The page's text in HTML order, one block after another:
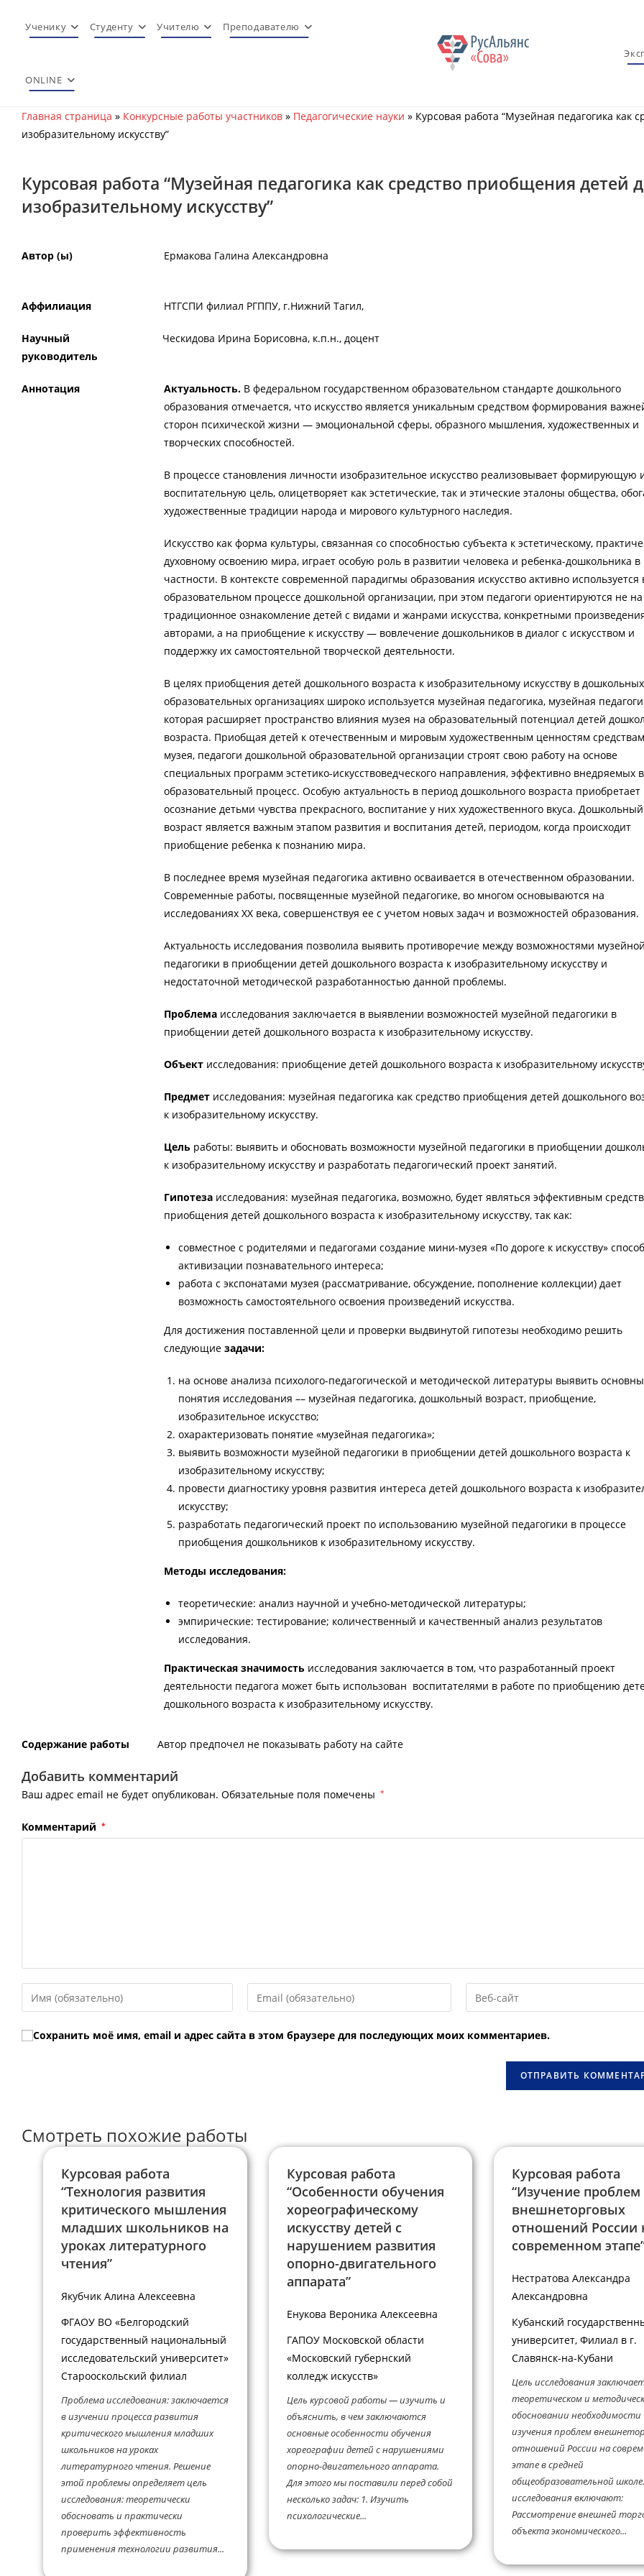
Ученику Студенту Учителю Преподавателю
ONLINE
Главная страница » Конкурсные работы участников » Педагогические науки » Курсовая работа “Музейная педагогика как
изобразительному искусству”
Курсовая работа “Музейная педагогика как средство приобщения детей
изобразительному искусству”
Автор (ы) Ермакова Галина Александровна
Аффилиация НТГСПИ филиал РГППУ, г.Нижний Тагил,
Научный
руководитель
Ческидова Ирина Борисовна, к.п.н., доцент
Аннотация Актуальность. В федеральном государственном образовательном стандарте дошкольного
образования отмечается, что искусство является уникальным средством формирования
сторон психической жизни — эмоциональной сферы, образного мышления, художественных и
творческих способностей.
В процессе становления личности изобразительное искусство реализовывает формирующую
воспитательную цель, олицетворяет как эстетические, так и этические эталоны общества,
художественные традиции народа и мирового культурного наследия.
Искусство как форма культуры, связанная со способностью субъекта к эстетическому,
духовному освоению мира, играет особую роль в развитии человека и ребенка-дошкольника в
частности. В контексте современной парадигмы образования искусство активно используется
образовательном процессе дошкольной организации, при этом педагоги ориентируются не на
традиционное ознакомление детей с видами и жанрами искусства, конкретными
авторами, а на приобщение к искусству — вовлечение дошкольников в диалог с искусством и
поддержку их самостоятельной творческой деятельности.
В целях приобщения детей дошкольного возраста к изобразительному искусству в дошкольных
образовательных организациях широко используется музейная педагогика, музейная
которая расширяет пространство влияния музея на образовательный потенциал детей
возраста. Приобщая детей к отечественным и мировым художественным ценностям
музея, педагоги дошкольной образовательной организации строят свою работу на основе
специальных программ эстетико-искусствоведческого направления, эффективно внедряемых в
образовательный процесс. Особую актуальность в период дошкольного возраста приобретает
осознание детьми чувства прекрасного, воспитание у них художественного вкуса. Дошкольный
возраст является важным этапом развития и воспитания детей, периодом, когда происходит
приобщение ребенка к познанию мира.
В последнее время музейная педагогика активно осваивается в отечественном образовании.
Современные работы, посвященные музейной педагогике, во многом основываются на
исследованиях ХХ века, совершенствуя ее c учетом новых задач и возможностей образования.
Актуальность исследования позволила выявить противоречие между возможностями
педагогики в приобщении детей дошкольного возраста к изобразительному искусству и
недостаточной методической разработанностью данной проблемы.
Проблема исследования заключается в выявлении возможностей музейной педагогики в
приобщении детей дошкольного возраста к изобразительному искусству.
Объект исследования: приобщение детей дошкольного возраста к изобразительному
Предмет исследования: музейная педагогика как средство приобщения детей дошкольного
к изобразительному искусству.
Цель работы: выявить и обосновать возможности музейной педагогики в приобщении
к изобразительному искусству и разработать педагогический проект занятий.
Гипотеза исследования: музейная педагогика, возможно, будет являться эффективным
приобщения детей дошкольного возраста к изобразительному искусству, так как:
совместное с родителями и педагогами создание мини-музея «По дороге к искусству»
активизации познавательного интереса;
работа с экспонатами музея (рассматривание, обсуждение, пополнение коллекции) дает
возможность самостоятельного освоения произведений искусства.
Для достижения поставленной цели и проверки выдвинутой гипотезы необходимо решить
следующиезадачи:
на основе анализа психолого-педагогической и методической литературы выявить
понятия исследования –– музейная педагогика, дошкольный возраст, приобщение,
изобразительное искусство;
охарактеризовать понятие «музейная педагогика»;
выявить возможности музейной педагогики в приобщении детей дошкольного возраста к
изобразительному искусству;
провести диагностику уровня развития интереса детей дошкольного возраста к
искусству;
разработать педагогический проект по использованию музейной педагогики в процессе
приобщения дошкольников к изобразительному искусству.
Методы исследования:
теоретические: анализ научной и учебно-методической литературы;
эмпирические: тестирование; количественный и качественный анализ результатов
исследования.
Практическая значимость исследования заключается в том, что разработанный проект
деятельности педагога может быть использован воспитателями в работе по приобщению
дошкольного возраста к изобразительному искусству.
Содержание работы Автор предпочел не показывать работу на сайте
Добавить комментарий
Ваш адрес email не будет опубликован. Обязательные поля помечены *
Комментарий *
Введите
свое
имя
или
Введите
свой
Введите
URL
(необязательно)
Сохранить моё имя, email и адрес сайта в этом браузере для последующих моих комментариев.
Смотреть похожие работы
Курсовая работа
“Технология развития
критического мышления
младших школьников на
уроках литературного
чтения”
Якубчик Алина Алексеевна
ФГАОУ ВО «Белгородский
государственный национальный
исследовательский университет»
Старооскольский филиал
Проблема исследования: заключается
в изучении процесса развития
критического мышления младших
школьников на уроках
литературного чтения. Решение
этой проблемы определяет цель
исследования: теоретически
обосновать и практически
проверить эффективность
применения технологии развития...
Курсовая работа
“Особенности обучения
хореографическому
искусству детей с
нарушением развития
опорно-двигательного
аппарата”
Енукова Вероника Алексеевна
ГАПОУ Московской области
«Московский губернский
колледж искусств»
Цель курсовой работы — изучить и
объяснить, в чем заключаются
основные особенности обучения
хореографии детей с нарушениями
опорно-двигательного аппарата.
Для этого мы поставили перед собой
несколько задач: 1. Изучить
психологические...
Курсовая работа
“Изучение проблем
внешнеторговых
отношений России
современном
Нестратова Александра
Александровна
Кубанский
университет, Филиал в г.
Славянск-на-Кубани
Цель исследования
теоретическом и
обосновании необходимости
изучения проблем
отношений России на
этапе в средней
общеобразовательной
исследования включают:
Рассмотрение внешней
объекта экономического...